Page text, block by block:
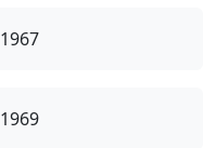
1967
1969